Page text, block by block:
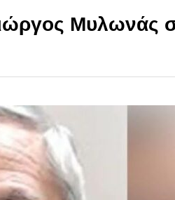
Μυλωνάς